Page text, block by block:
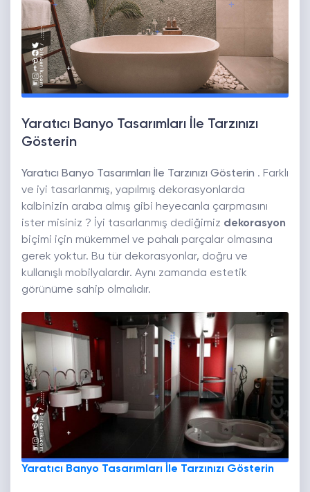
Yaratıcı Banyo Tasarımları İle Tarzınızı
Gösterin
Yaratıcı Banyo Tasarımları İle Tarzınızı Gösterin . Farklı
ve iyi tasarlanmış, yapılmış dekorasyonlarda
kalbinizin araba almış gibi heyecanla çarpmasını
ister misiniz ? İyi tasarlanmış dediğimiz dekorasyon
biçimi için mükemmel ve pahalı parçalar olmasına
gerek yoktur. Bu tür dekorasyonlar, doğru ve
kullanışlı mobilyalardır. Aynı zamanda estetik
görünüme sahip olmalıdır.
Yaratıcı Banyo Tasarımları İle Tarzınızı Gösterin